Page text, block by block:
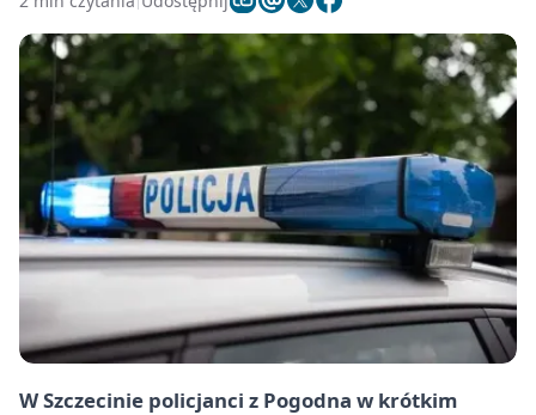
W Szczecinie policjanci z Pogodna w krótkim